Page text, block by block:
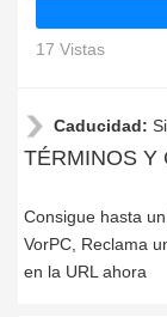
17 Vistas
Caducidad:
TÉRMINOS Y
Consigue hasta
VorPC, Reclama
en la URL ahora